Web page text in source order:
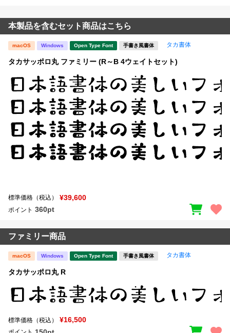
本製品を含むセット商品はこちら
macOS Windows Open Type Font 手書き風書体 タカ書体
タカサッポロ丸 ファミリー (R～B 4ウェイトセット)
標準価格（税込） ¥39,600
ポイント 360pt
ファミリー商品
macOS Windows Open Type Font 手書き風書体 タカ書体
タカサッポロ丸 R
標準価格（税込） ¥16,500